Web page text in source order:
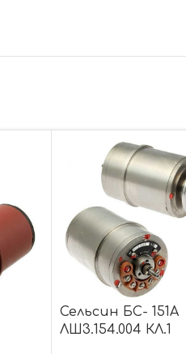
Сельсин БС- 151А
ЛШ3.154.004 КЛ.1